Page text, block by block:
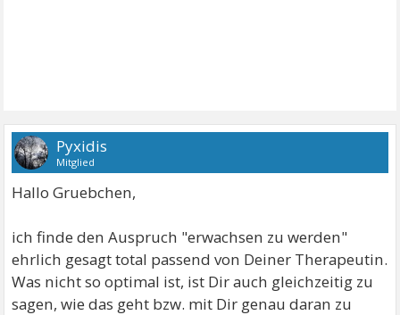
Pyxidis
Mitglied
Hallo Gruebchen,
ich finde den Auspruch "erwachsen zu werden"
ehrlich gesagt total passend von Deiner Therapeutin.
Was nicht so optimal ist, ist Dir auch gleichzeitig zu
sagen, wie das geht bzw. mit Dir genau daran zu